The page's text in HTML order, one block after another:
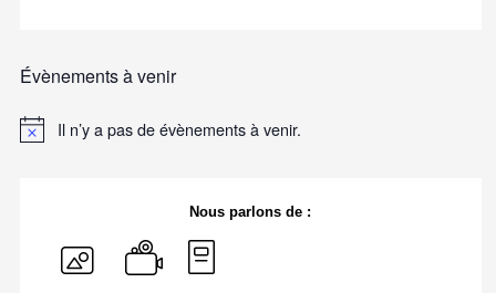
Évènements à venir
Il n’y a pas de évènements à venir.
Nous parlons de :